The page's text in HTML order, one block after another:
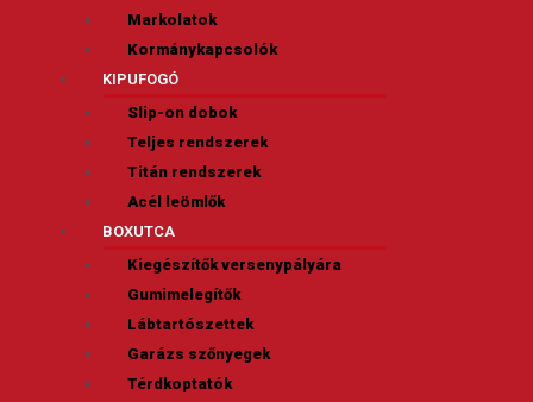
Markolatok
Kormánykapcsolók
KIPUFOGÓ
Slip-on dobok
Teljes rendszerek
Titán rendszerek
Acél leömlők
BOXUTCA
Kiegészítők versenypályára
Gumimelegítők
Lábtartószettek
Garázs szőnyegek
Térdkoptatók